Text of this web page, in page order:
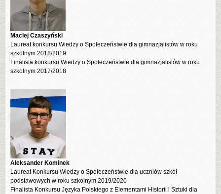
Maciej Czaszyński
Laureat konkursu Wiedzy o Społeczeństwie dla gimnazjalistów w roku
szkolnym 2018/2019
Finalista konkursu Wiedzy o Społeczeństwie dla gimnazjalistów w roku
szkolnym 2017/2018
Aleksander Kominek
Laureat Konkursu Wiedzy o Społeczeństwie dla uczniów szkół
podstawowych w roku szkolnym 2019/2020
Finalista Konkursu Języka Polskiego z Elementami Historii i Sztuki dla